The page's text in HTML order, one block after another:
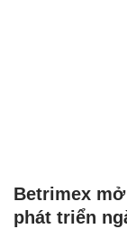
Betrimex
phát triển